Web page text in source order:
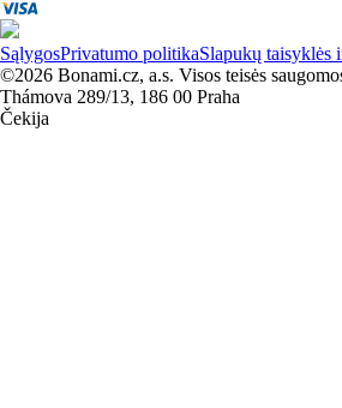
SąlygosPrivatumo politikaSlapukų taisyklės
©2026 Bonami.cz, a.s. Visos teisės
Thámova 289/13, 186 00 Praha
Čekija